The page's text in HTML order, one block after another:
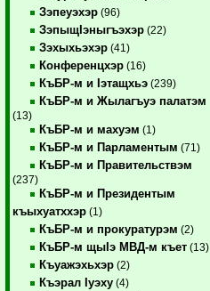
Зэпеуэхэр (96)
ЗэпыщIэныгъэхэр (22)
Зэхыхьэхэр (41)
Конференцхэр (16)
КъБР-м и Iэтащхьэ (239)
КъБР-м и Жылагъуэ палатэм
(13)
КъБР-м и махуэм (1)
КъБР-м и Парламентым (71)
КъБР-м и Правительствэм
(237)
КъБР-м и Президентым
къыхуатххэр (1)
КъБР-м и прокуратурэм (2)
КъБР-м щыIэ МВД-м къет (13)
Къуажэхьхэр (2)
Къэрал Iуэху (4)